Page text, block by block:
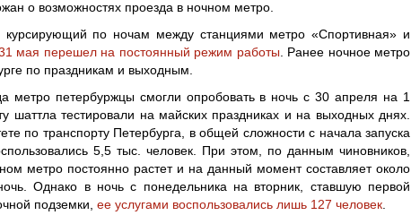
о возможностях проезда в ночном метро.
курсирующий по ночам между станциями метро «Спортивная» и
мая перешел на постоянный режим работы . Ранее ночное метро
по праздникам и выходным.
метро петербуржцы смогли опробовать в ночь с 30 апреля на 1
шаттла тестировали на майских праздниках и на выходных днях.
по транспорту Петербурга, в общей сложности с начала запуска
5,5 тыс. человек. При этом, по данным чиновников,
метро постоянно растет и на данный момент составляет около
Однако в ночь с понедельника на вторник, ставшую первой
подземки, ее услугами воспользовались лишь 127 человек